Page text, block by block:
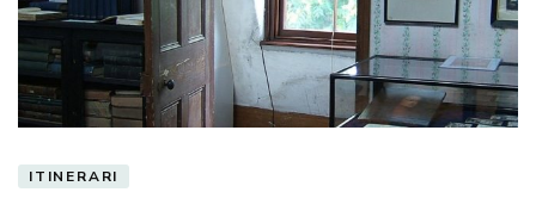
ITINERARI